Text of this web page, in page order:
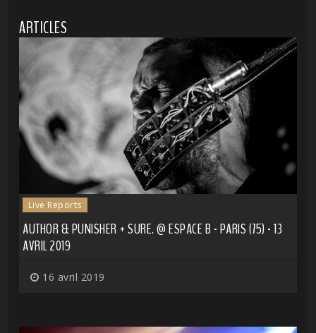
ARTICLES
Live Reports
AUTHOR & PUNISHER + SURE. @ ESPACE B - PARIS (75) - 13
AVRIL 2019
16 avril 2019